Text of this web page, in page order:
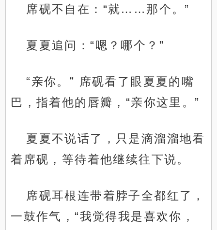
席砚不自在：“就……那个。”
夏夏追问：“嗯？哪个？”
“亲你。” 席砚看了眼夏夏的嘴
巴，指着他的唇瓣，“亲你这里。”
夏夏不说话了，只是滴溜溜地看
着席砚，等待着他继续往下说。
席砚耳根连带着脖子全都红了，
一鼓作气，“我觉得我是喜欢你，